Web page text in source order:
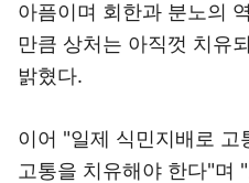
아픔이며 회한과 분노의
만큼 상처는 아직껏 치유
밝혔다.
이어 "일제 식민지배로
고통을 치유해야 한다"며